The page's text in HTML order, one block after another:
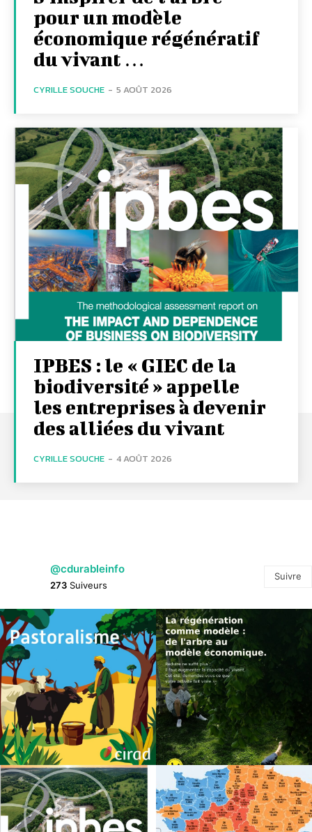
pour un modèle
économique régénératif
du vivant …
CYRILLE SOUCHE - 5 AOÛT 2026
IPBES : le « GIEC de la
biodiversité » appelle
les entreprises à devenir
des alliées du vivant
CYRILLE SOUCHE - 4 AOÛT 2026
@cdurableinfo
273 Suiveurs
Suivre